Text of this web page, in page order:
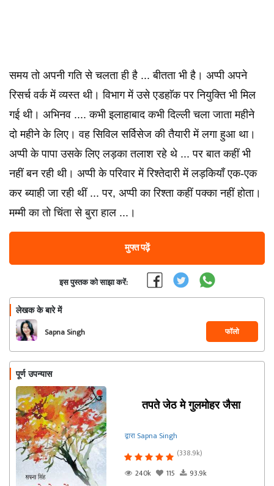
समय तो अपनी गति से चलता ही है ... बीतता भी है। अप्पी अपने
रिसर्च वर्क में व्यस्त थी। विभाग में उसे एडहाॅक पर नियुक्ति भी मिल
गई थी। अभिनव .... कभी इलाहाबाद कभी दिल्ली चला जाता महीने
दो महीने के लिए। वह सिविल सर्विसेज की तैयारी में लगा हुआ था।
अप्पी के पापा उसके लिए लड़का तलाश रहे थे ... पर बात कहीं भी
नहीं बन रही थी। अप्पी के परिवार में रिश्तेदारी में लड़कियाँ एक-एक
कर ब्याही जा रही थीं ... पर, अप्पी का रिश्ता कहीं पक्का नहीं होता।
मम्मी का तो चिंता से बुरा हाल ...।
मुफ्त पढ़ें
इस पुस्तक को साझा करें:
लेखक के बारे में
Sapna Singh फॉलो
पूर्ण उपन्यास
तपते जेठ मे गुलमोहर जैसा
द्वारा Sapna Singh
(338.9k)
240k
115 93.9k